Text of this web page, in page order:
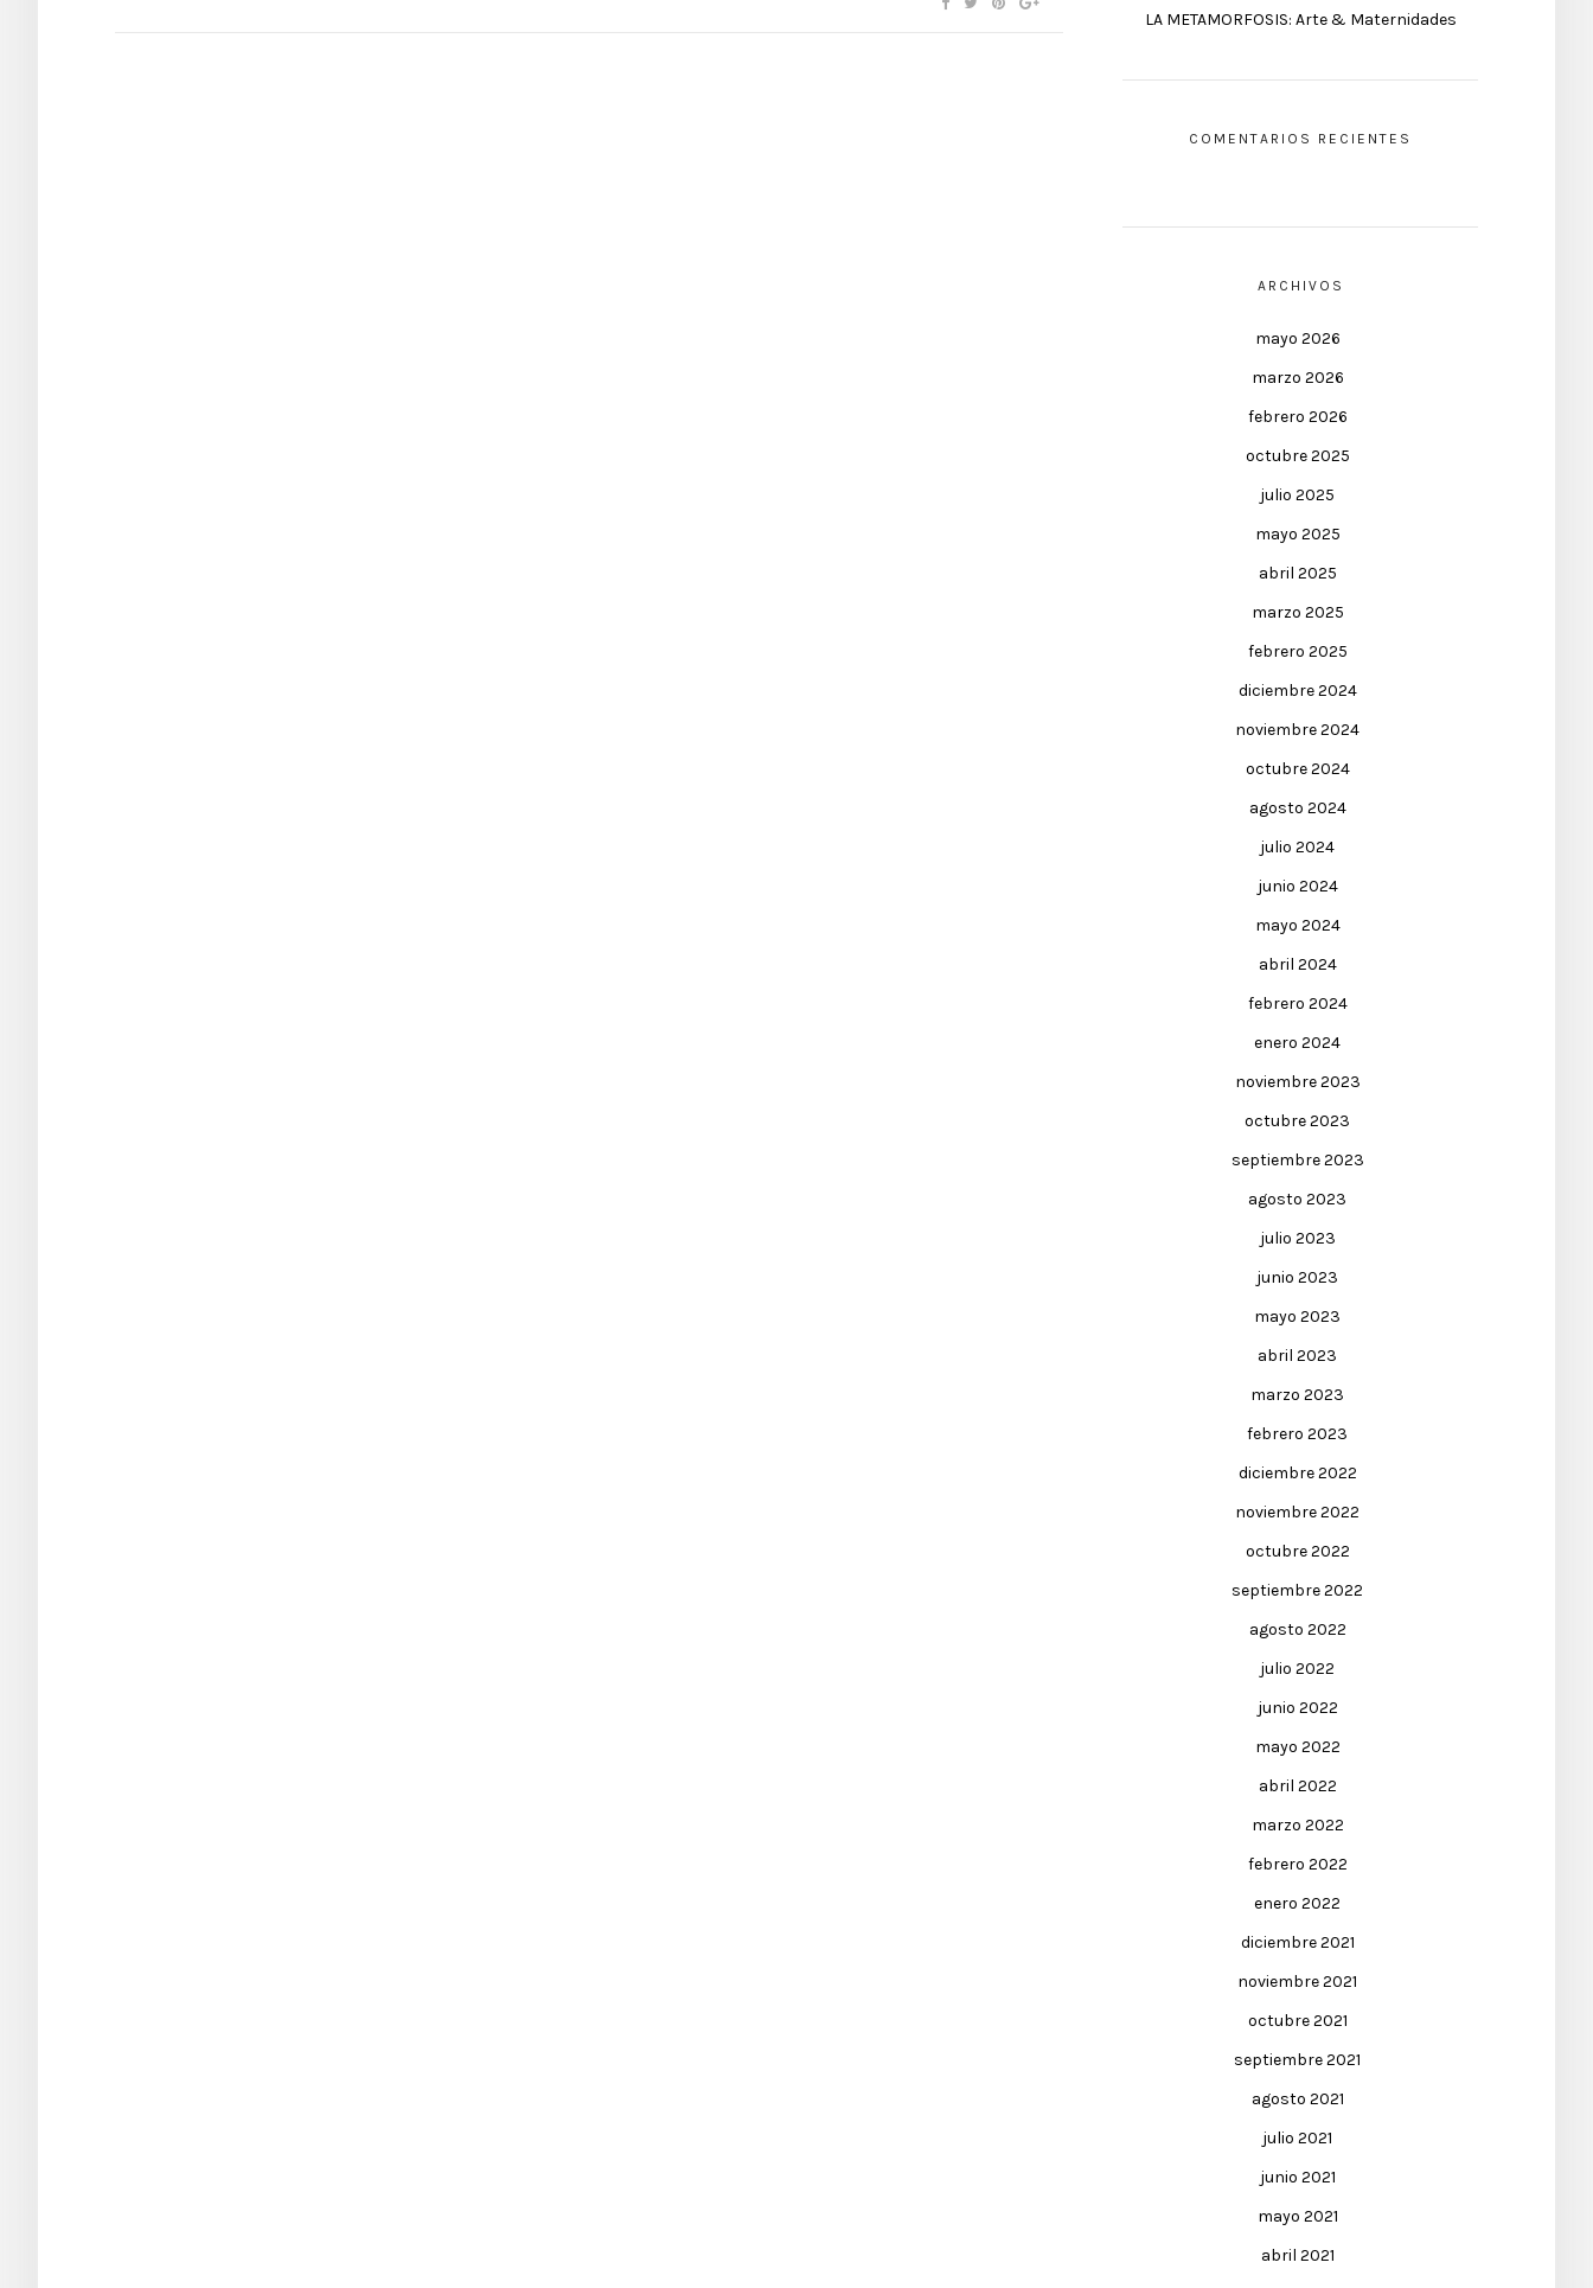
LA METAMORFOSIS: Arte & Maternidades
COMENTARIOS RECIENTES
ARCHIVOS
mayo 2026
marzo 2026
febrero 2026
octubre 2025
julio 2025
mayo 2025
abril 2025
marzo 2025
febrero 2025
diciembre 2024
noviembre 2024
octubre 2024
agosto 2024
julio 2024
junio 2024
mayo 2024
abril 2024
febrero 2024
enero 2024
noviembre 2023
octubre 2023
septiembre 2023
agosto 2023
julio 2023
junio 2023
mayo 2023
abril 2023
marzo 2023
febrero 2023
diciembre 2022
noviembre 2022
octubre 2022
septiembre 2022
agosto 2022
julio 2022
junio 2022
mayo 2022
abril 2022
marzo 2022
febrero 2022
enero 2022
diciembre 2021
noviembre 2021
octubre 2021
septiembre 2021
agosto 2021
julio 2021
junio 2021
mayo 2021
abril 2021